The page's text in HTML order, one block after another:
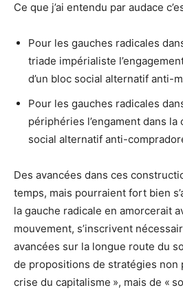
Ce que j’ai entendu par audace
Pour les gauches radicales
triade impérialiste
d’un bloc social alternatif anti-
Pour les gauches radicales
périphéries l’engament dans la
social alternatif anti-
Des avancées dans ces
temps, mais pourraient fort bien
la gauche radicale en amorcerait
mouvement, s’inscrivent
avancées sur la longue route du
de propositions de stratégies non
crise du capitalisme », mais de «